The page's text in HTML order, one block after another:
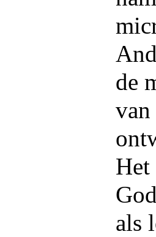
de
Het
als